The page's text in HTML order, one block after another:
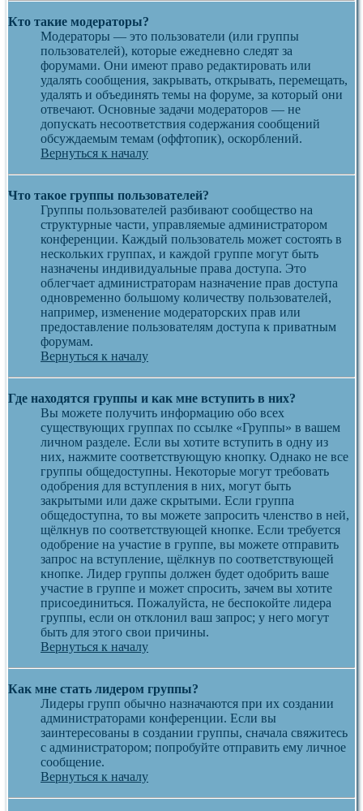
Кто такие модераторы?
Модераторы — это пользователи (или группы
пользователей), которые ежедневно следят за
форумами. Они имеют право редактировать или
удалять сообщения, закрывать, открывать, перемещать,
удалять и объединять темы на форуме, за который они
отвечают. Основные задачи модераторов — не
допускать несоответствия содержания сообщений
обсуждаемым темам (оффтопик), оскорблений.
Вернуться к началу
Что такое группы пользователей?
Группы пользователей разбивают сообщество на
структурные части, управляемые администратором
конференции. Каждый пользователь может состоять в
нескольких группах, и каждой группе могут быть
назначены индивидуальные права доступа. Это
облегчает администраторам назначение прав доступа
одновременно большому количеству пользователей,
например, изменение модераторских прав или
предоставление пользователям доступа к приватным
форумам.
Вернуться к началу
Где находятся группы и как мне вступить в них?
Вы можете получить информацию обо всех
существующих группах по ссылке «Группы» в вашем
личном разделе. Если вы хотите вступить в одну из
них, нажмите соответствующую кнопку. Однако не все
группы общедоступны. Некоторые могут требовать
одобрения для вступления в них, могут быть
закрытыми или даже скрытыми. Если группа
общедоступна, то вы можете запросить членство в ней,
щёлкнув по соответствующей кнопке. Если требуется
одобрение на участие в группе, вы можете отправить
запрос на вступление, щёлкнув по соответствующей
кнопке. Лидер группы должен будет одобрить ваше
участие в группе и может спросить, зачем вы хотите
присоединиться. Пожалуйста, не беспокойте лидера
группы, если он отклонил ваш запрос; у него могут
быть для этого свои причины.
Вернуться к началу
Как мне стать лидером группы?
Лидеры групп обычно назначаются при их создании
администраторами конференции. Если вы
заинтересованы в создании группы, сначала свяжитесь
с администратором; попробуйте отправить ему личное
сообщение.
Вернуться к началу